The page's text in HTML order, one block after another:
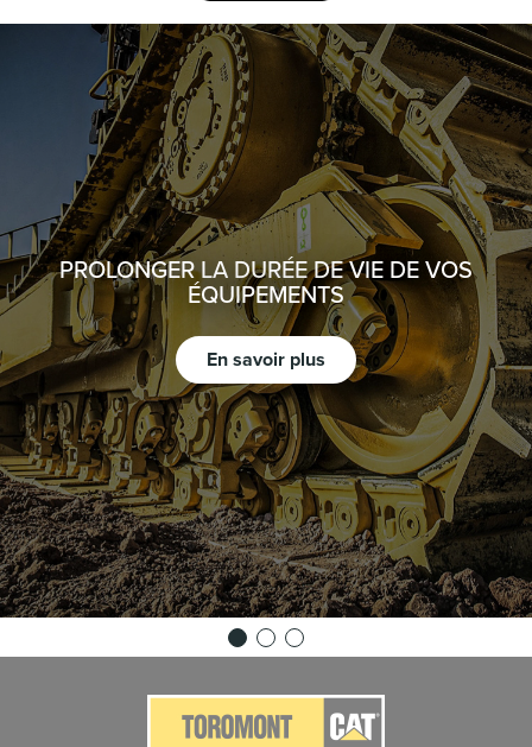
PROLONGER LA DURÉE DE VIE DE VOS
ÉQUIPEMENTS
En savoir plus